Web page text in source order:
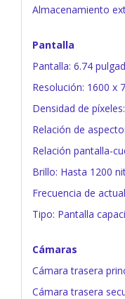
Almacenamiento
Pantalla
Pantalla: 6.74
Resolución: 1600 x
Densidad de
Relación de
Relación pantalla-
Brillo: Hasta 1200
Frecuencia de
Tipo: Pantalla
Cámaras
Cámara trasera
Cámara trasera